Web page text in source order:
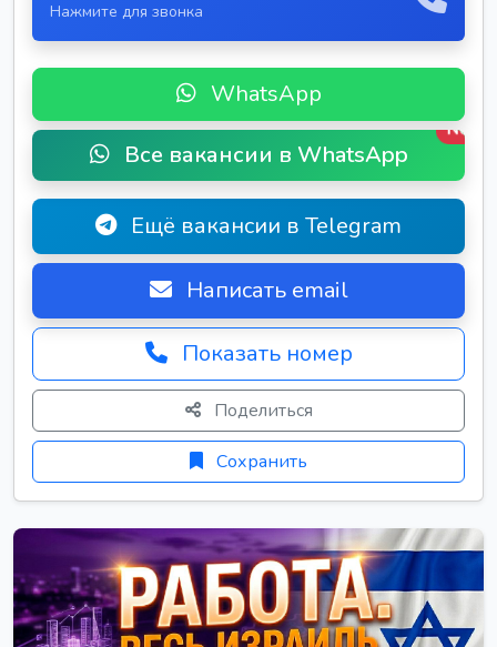
Нажмите для звонка
WhatsApp
Все вакансии в WhatsApp
New
Ещё вакансии в Telegram
Написать email
Показать номер
Поделиться
Сохранить